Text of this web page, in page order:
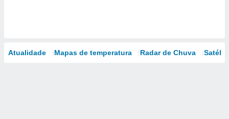
Atualidade Mapas de temperatura Radar de Chuva